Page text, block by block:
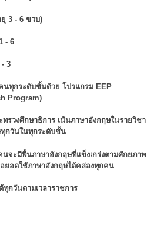
3 - 6 ขวบ)
- 6
3
นทุกระดับชั้นด้วย โปรแกรม EEP
Program)
ทรวงศึกษาธิการ เน้นภาษาอังกฤษในรายวิชา
ทุกวันในทุกระดับชั้น
จะมีพื้นภาษาอังกฤษที่แข็งเกร่งตามศักยภาพ
ยอดใช้ภาษาอังกฤษได้คล่องทุกคน
ทุกวันตามเวลาราชการ